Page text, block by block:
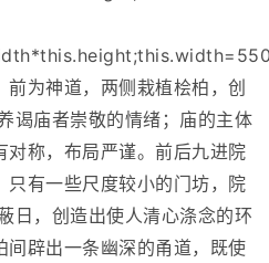
为神道，两侧栽植桧柏，创
谒庙者崇敬的情绪；庙的主体
对称，布局严谨。前后九进院
只有一些尺度较小的门坊，院
日，创造出使人清心涤念的环
辟出一条幽深的甬道，既使